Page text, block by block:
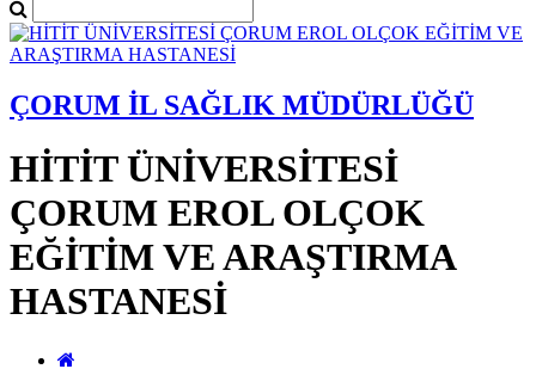
ÇORUM İL SAĞLIK MÜDÜRLÜĞÜ
HİTİT ÜNİVERSİTESİ
ÇORUM EROL OLÇOK
EĞİTİM VE ARAŞTIRMA
HASTANESİ